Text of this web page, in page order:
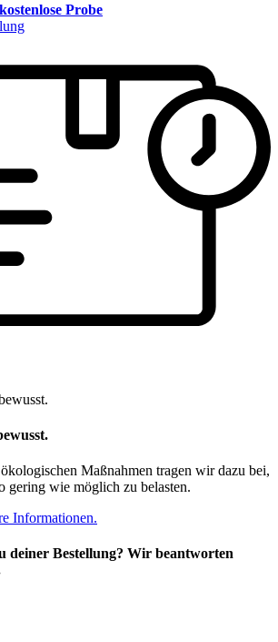
Probe
Maßnahmen tragen wir dazu bei,
gering wie möglich zu belasten.
Informationen.
deiner Bestellung? Wir beantworten